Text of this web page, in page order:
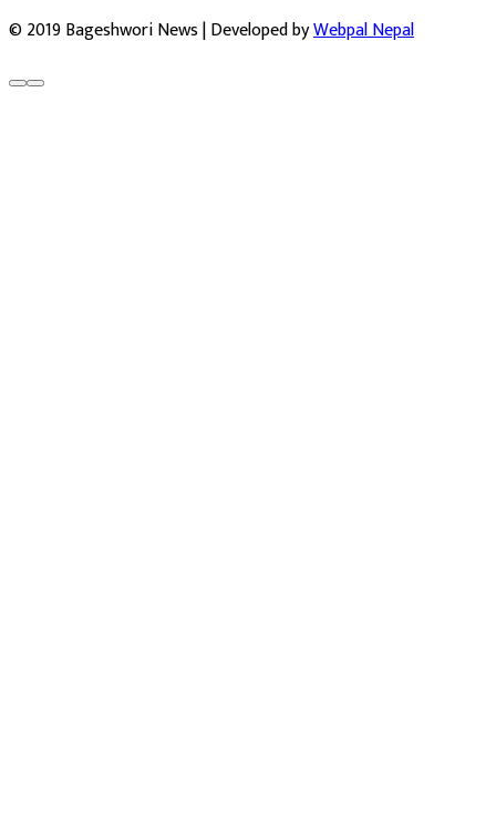
© 2019 Bageshwori News | Developed byWebpal Nepal